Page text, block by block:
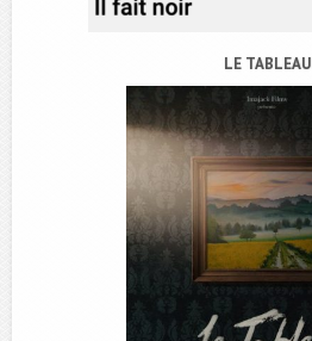
LE TABLEAU